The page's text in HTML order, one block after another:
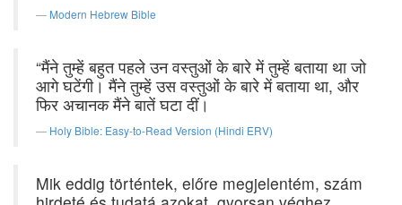
Modern Hebrew Bible
“मैंने तुम्हें बहुत पहले उन वस्तुओं के बारे में तुम्हें बताया था जो
आगे घटेंगी। मैंने तुम्हें उस वस्तुओं के बारे में बताया था, और
फिर अचानक मैंने बातें घटा दीं।
Holy Bible: Easy-to-Read Version (Hindi ERV)
Mik eddig történtek, előre megjelentém, szám